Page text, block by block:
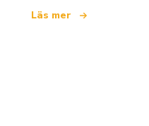
Läs mer